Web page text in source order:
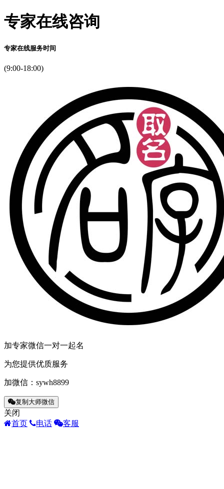
专家在线咨询
专家在线服务时间
(9:00-18:00)
加专家微信一对一起名
为您提供优质服务
加微信： sywh8899
复制大师微信
关闭
首页
电话 客服